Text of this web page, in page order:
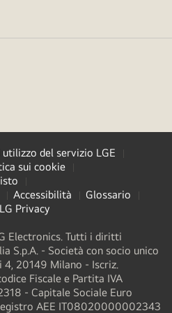
del servizio LGE
sui cookie
Accessibilità
Glossario
LG Privacy
Electronics. Tutti i diritti
S.p.A. - Società con socio unico
4, 20149 Milano - Iscriz.
Fiscale e Partita IVA
- Capitale Sociale Euro
AEE IT08020000002343​